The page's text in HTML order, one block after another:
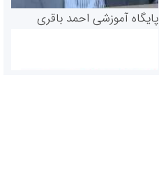
پایگاه آموزشی احمد باقری